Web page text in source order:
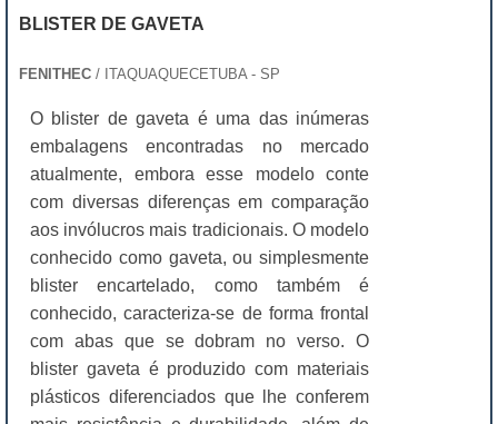
BLISTER DE GAVETA
FENITHEC / ITAQUAQUECETUBA - SP
O blister de gaveta é uma das inúmeras
embalagens encontradas no mercado
atualmente, embora esse modelo conte
com diversas diferenças em comparação
aos invólucros mais tradicionais. O modelo
conhecido como gaveta, ou simplesmente
blister encartelado, como também é
conhecido, caracteriza-se de forma frontal
com abas que se dobram no verso. O
blister gaveta é produzido com materiais
plásticos diferenciados que lhe conferem